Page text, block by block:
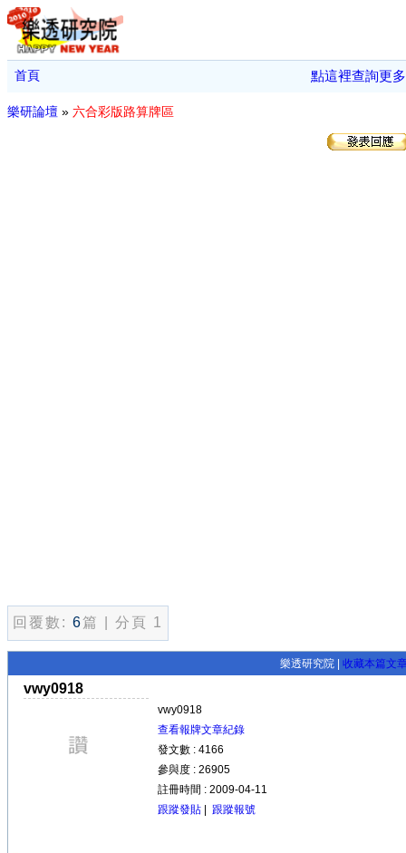
首頁 點這裡查詢更多
樂研論壇 » 六合彩版路算牌區
回覆數: 6篇 | 分頁 1
樂透研究院 | 收藏本篇文
vwy0918
vwy0918
查看報牌文章紀錄
發文數 : 4166
參與度 : 26905
註冊時間 : 2009-04-11
跟蹤發貼
跟蹤報號